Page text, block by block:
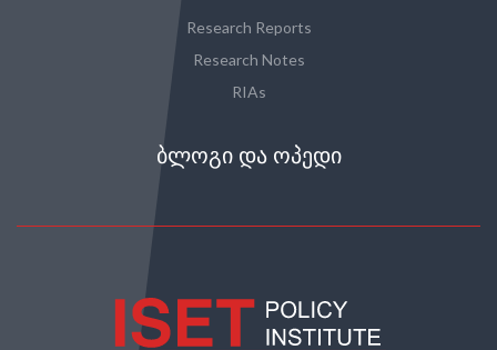
Research Reports
Research Notes
RIAs
ᲑᲚᲝᲒᲘ ᲓᲐ ᲝᲞᲔᲓᲘ